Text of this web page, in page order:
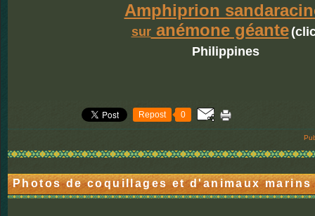
Amphiprion
suranémone géante
Philippines
Repost 0
Photos de coquillages et d'animaux marins